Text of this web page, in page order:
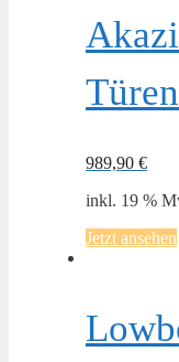
989,90 €
inkl. 19 %
Jetzt ansehen